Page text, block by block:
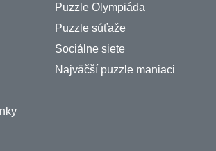
Puzzle Olympiáda
Puzzle súťaže
Sociálne siete
Najväčší puzzle maniaci